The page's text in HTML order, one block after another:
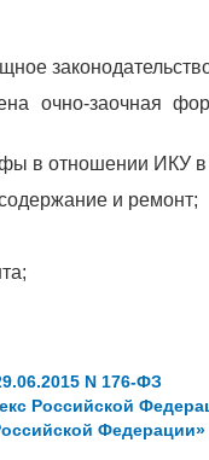
очно-заочная
в отношении ИКУ в
и ремонт;
N 176-ФЗ
Российской
Федерации»